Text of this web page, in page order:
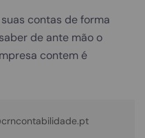
contas de forma
de ante mão o
contem é